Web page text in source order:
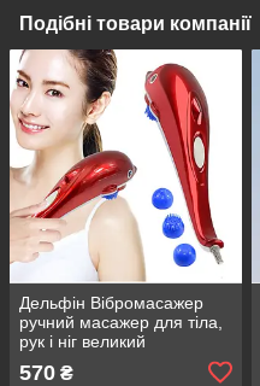
Подібні товари компанії
Дельфін Вібромасажер
ручний масажер для тіла,
рук і ніг великий
570 ₴